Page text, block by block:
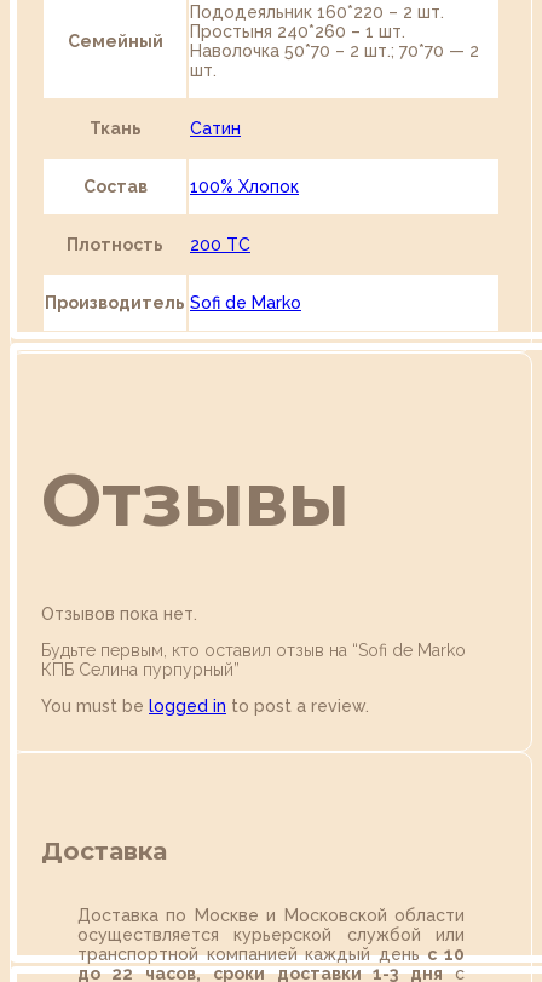
Семейный
Пододеяльник 160*220 – 2 шт.
Простыня 240*260 – 1 шт.
Наволочка 50*70 – 2 шт.; 70*70 — 2
шт.
Ткань Сатин
Состав 100% Хлопок
Плотность 200 TC
Производитель Sofi de Marko
Отзывы
Отзывов пока нет.
Будьте первым, кто оставил отзыв на “Sofi de Marko
КПБ Селина пурпурный”
You must be logged in to post a review.
Доставка
Доставка по Москве и Московской области
осуществляется курьерской службой или
транспортной компанией каждый деньс 10
до 22 часов,
сроки доставки 1-3 дняс